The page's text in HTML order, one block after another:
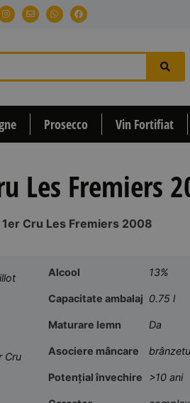
Prosecco Vin Fortifiat
Les Fremiers
Cru Les Fremiers 2008
Cru
Alcool 13%
Capacitate ambalaj 0.75 l
Maturare lemn Da
Asociere mâncare
Potențial învechire >10 ani